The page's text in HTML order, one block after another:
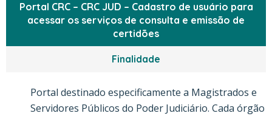
Portal CRC – CRC JUD – Cadastro de usuário para
acessar os serviços de consulta e emissão de
certidões
Finalidade
Portal destinado especificamente a Magistrados e
Servidores Públicos do Poder Judiciário. Cada órgão